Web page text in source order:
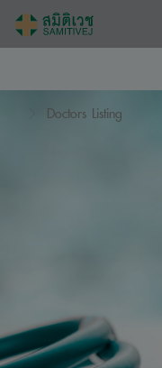
Doctors Listing